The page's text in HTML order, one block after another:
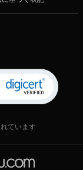
ています